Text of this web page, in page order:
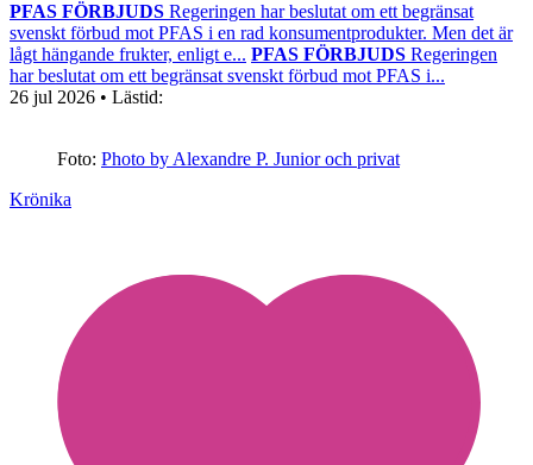
PFAS FÖRBJUDS Regeringen har beslutat om ett begränsat
svenskt förbud mot PFAS i en rad konsumentprodukter. Men det är
lågt hängande frukter, enligt e... PFAS FÖRBJUDS Regeringen
har beslutat om ett begränsat svenskt förbud mot PFAS i...
26 jul 2026 • Lästid:
Foto: Photo by Alexandre P. Junior och privat
Krönika